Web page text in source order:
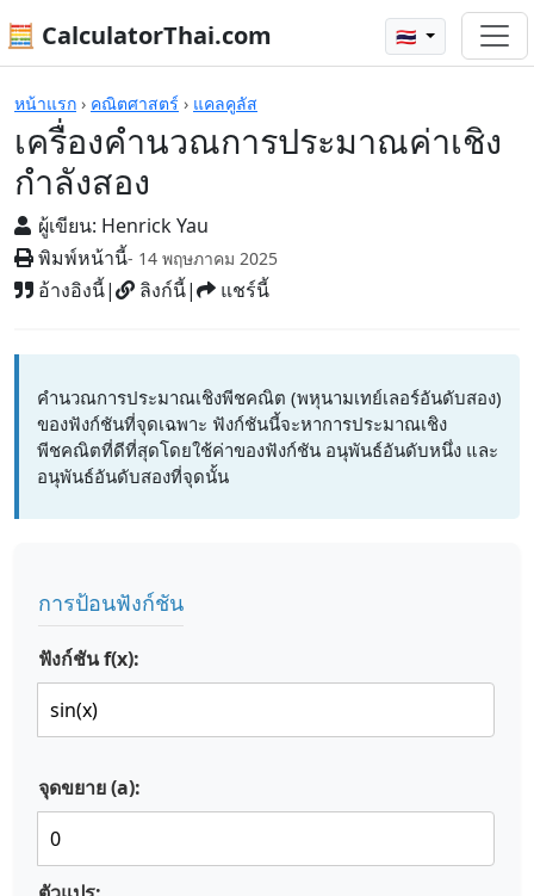
🧮 CalculatorThai.com 🇹🇭
หน้าแรก › คณิตศาสตร์ › แคลคูลัส
เครื่องคำนวณการประมาณค่าเชิง
กำลังสอง
ผู้เขียน: Henrick Yau
พิมพ์หน้านี้- 14 พฤษภาคม 2025
อ้างอิงนี้| ลิงก์นี้| แชร์นี้
เครื่องคิดเลข
คำนวณการประมาณเชิงพีชคณิต (พหุนามเทย์เลอร์อันดับสอง)
ของฟังก์ชันที่จุดเฉพาะ ฟังก์ชันนี้จะหาการประมาณเชิง
พีชคณิตที่ดีที่สุดโดยใช้ค่าของฟังก์ชัน อนุพันธ์อันดับหนึ่ง และ
อนุพันธ์อันดับสองที่จุดนั้น
การป้อนฟังก์ชัน
ฟังก์ชัน f(x):
จุดขยาย (a):